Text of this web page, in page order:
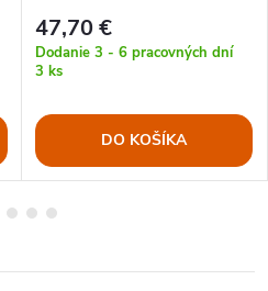
47,70 €
Dodanie 3 - 6 pracovných dní
3 ks
DO KOŠÍKA